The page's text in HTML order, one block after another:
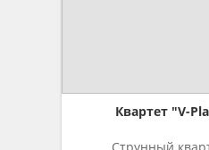
Квартет "V-